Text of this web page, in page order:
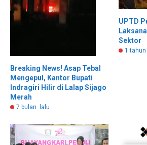
Breaking News! Asap Tebal
Mengepul, Kantor Bupati
Indragiri Hilir di Lalap Sijago
Merah
7 bulan lalu
UPTD
Sektor
1